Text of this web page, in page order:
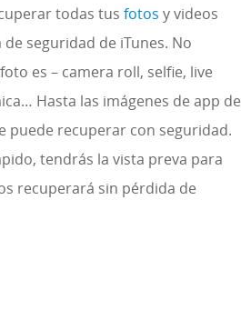
todas tus fotos y videos
seguridad de iTunes. No
es – camera roll, selfie, live
Hasta las imágenes de app de
puede recuperar con seguridad.
tendrás la vista preva para
recuperará sin pérdida de